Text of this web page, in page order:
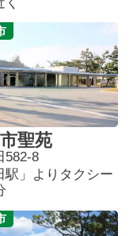
聖苑
582-8
駅」よりタクシー